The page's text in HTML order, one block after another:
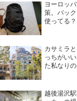
ヨーロッ
策。バッ
使ってる？
カサミラ
っちがい
た私なり
越後湯沢